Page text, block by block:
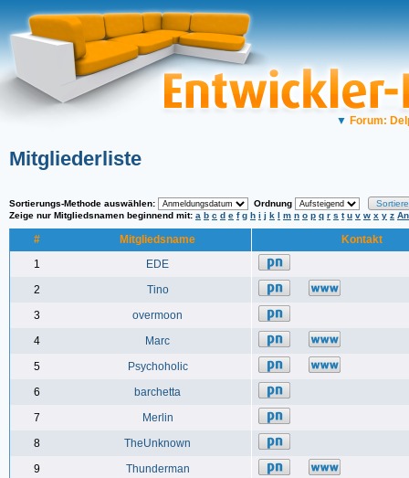
▼ Forum:
Mitgliederliste
Sortierungs-Methode auswählen:
Ordnung
Zeige nur Mitgliedsnamen beginnend mit: a b c d e f g h i j k l m n o p q r s t u v w x y z
# Mitgliedsname
Kontakt
1
EDE
2
Tino
3
overmoon
4
Marc
5
Psychoholic
6
barchetta
7
Merlin
8
TheUnknown
9
Thunderman